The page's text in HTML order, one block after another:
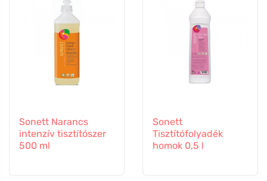
Sonett Narancs
intenzív tisztítószer
500 ml
Sonett
Tisztítófolyadék
homok 0,5 l